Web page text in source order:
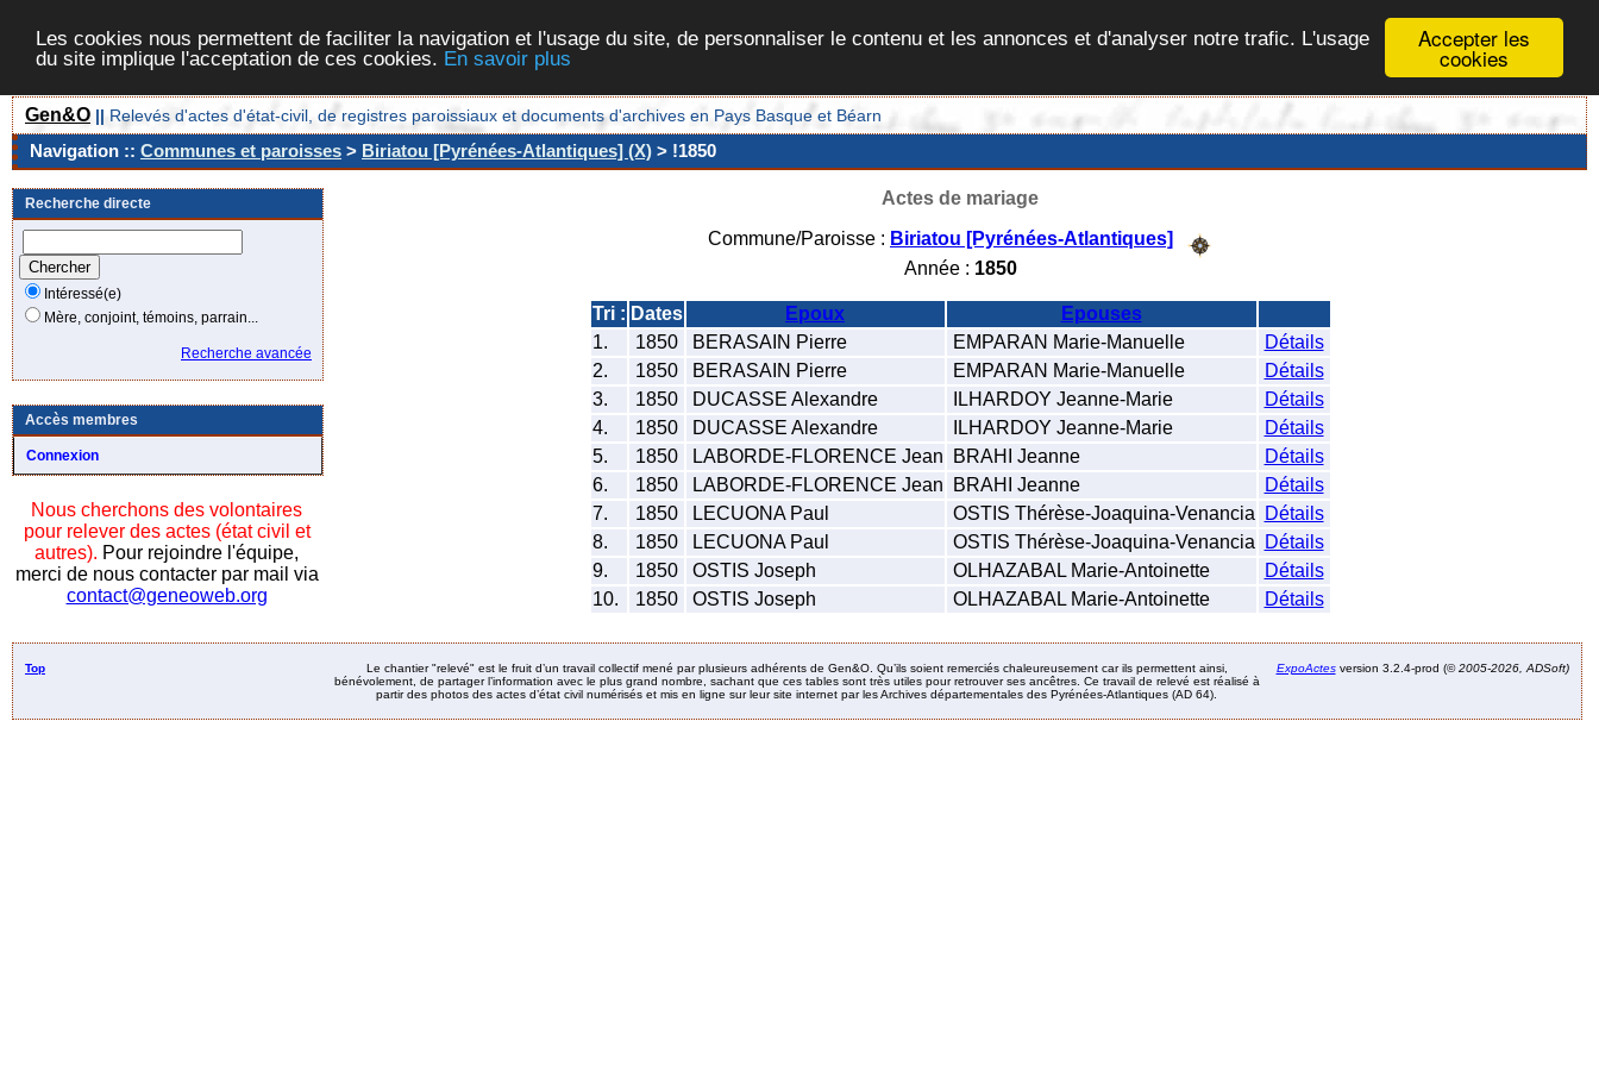
Accepter les
cookies
Les cookies nous permettent de faciliter la navigation et l'usage du site, de personnaliser le contenu et les annonces et d'analyser notre trafic. L'usage
du site implique l'acceptation de ces cookies. En savoir plus
Gen&O || Relevés d'actes d'état-civil, de registres paroissiaux et documents d'archives en Pays Basque et Béarn
Navigation :: Communes et paroisses > Biriatou [Pyrénées-Atlantiques] (X) > !1850
Recherche directe
Intéressé(e)
Mère, conjoint, témoins, parrain...
Recherche avancée
Accès membres
Connexion
Nous cherchons des volontaires
pour relever des actes (état civil et
autres). Pour rejoindre l'équipe,
merci de nous contacter par mail via
contact@geneoweb.org
Actes de mariage
Commune/Paroisse : Biriatou [Pyrénées-Atlantiques]
Année : 1850
Tri : Dates Epoux
Epouses
1.
1850 BERASAIN Pierre EMPARAN Marie-Manuelle
Détails
2.
1850 BERASAIN Pierre EMPARAN Marie-Manuelle
Détails
3.
1850 DUCASSE Alexandre ILHARDOY Jeanne-Marie
Détails
4.
1850 DUCASSE Alexandre ILHARDOY Jeanne-Marie
Détails
5.
1850 LABORDE-FLORENCE Jean BRAHI Jeanne
Détails
6.
1850 LABORDE-FLORENCE Jean BRAHI Jeanne
Détails
7.
1850 LECUONA Paul OSTIS Thérèse-Joaquina-Venancia
Détails
8.
1850 LECUONA Paul OSTIS Thérèse-Joaquina-Venancia
Détails
9.
1850 OSTIS Joseph OLHAZABAL Marie-Antoinette
Détails
10.
1850 OSTIS Joseph OLHAZABAL Marie-Antoinette Détails
Top
Le chantier "relevé" est le fruit d’un travail collectif mené par plusieurs adhérents de Gen&O. Qu’ils soient remerciés chaleureusement car ils permettent ainsi,
bénévolement, de partager l’information avec le plus grand nombre, sachant que ces tables sont très utiles pour retrouver ses ancêtres. Ce travail de relevé est réalisé à
partir des photos des actes d’état civil numérisés et mis en ligne sur leur site internet par les Archives départementales des Pyrénées-Atlantiques (AD 64).
ExpoActesversion 3.2.4-prod (©2005-2026, ADSoft)